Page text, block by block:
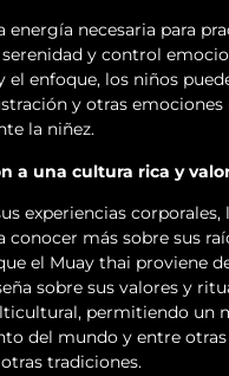
energía necesaria para
serenidad y control
el enfoque, los niños
y otras emociones
la niñez.
a una cultura rica y
experiencias corporales,
conocer más sobre sus
el Muay thai proviene
sobre sus valores y
permitiendo un
del mundo y entre
tradiciones.